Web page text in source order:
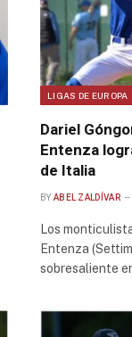
LIGAS DE EUROPA
Dariel
Entenza
de Italia
BY ABEL ZALDÍVAR
Los
Entenza
sobresaliente